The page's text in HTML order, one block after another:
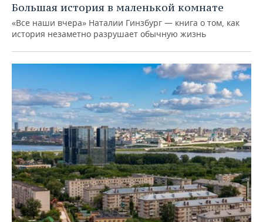
Большая история в маленькой комнате
«Все наши вчера» Наталии Гинзбург — книга о том, как
история незаметно разрушает обычную жизнь